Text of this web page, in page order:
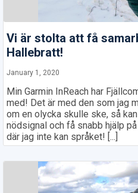
Vi är stolta att få
Hallebratt!
January 1, 2020
Min Garmin InReach har
med! Det är med den som jag
om en olycka skulle ske, så
nödsignal och få snabb hjälp
där jag inte kan språket! [...]